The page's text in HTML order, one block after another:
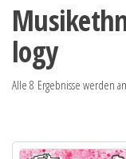
logy
Alle 8 Ergebnisse werden